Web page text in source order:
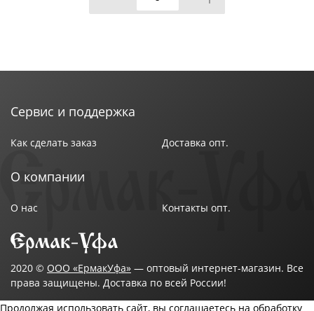
Сервис и поддержка
Как сделать заказ Доставка опт.
О компании
О нас Контакты опт.
2020 © ООО «ЕрмакУфа» — оптовый интернет-магазин. Все
права защищены. Доставка по всей России!
Продолжая использовать сайт, вы соглашаетесь на обработку